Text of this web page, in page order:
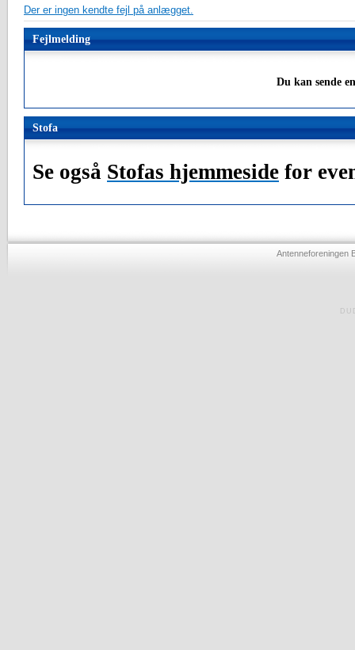
Der er ingen kendte fejl på anlægget.
Fejlmelding
Du kan sende
Stofa
Se også Stofas hjemmeside for
Antenneforeningen